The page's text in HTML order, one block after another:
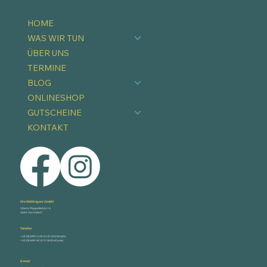
HOME
WAS WIR TUN
ÜBER UNS
TERMINE
BLOG
ONLINESHOP
GUTSCHEINE
KONTAKT
Die Stöttingers GmbH
Obere Pappelleiten 14
4655 Vorchdorf
Telefon
+43 (0) 699 14 05 54 51 (Christoph)
+43 (0) 699 18 10 13 18 (Stefanie)
E-Mail